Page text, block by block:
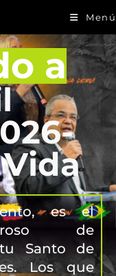
Menú
a
es el
de
Santo de
Los que